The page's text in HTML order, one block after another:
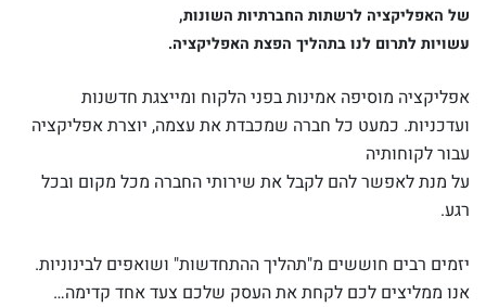
של האפליקציה לרשתות החברתיות השונות,
עשויות לתרום לנו בתהליך הפצת האפליקציה.
אפליקציה מוסיפה אמינות בפני הלקוח ומייצגת חדשנות
ועדכניות. כמעט כל חברה שמכבדת את עצמה, יוצרת אפליקציה
עבור לקוחותיה
על מנת לאפשר להם לקבל את שירותי החברה מכל מקום ובכל
רגע.
יזמים רבים חוששים מ"תהליך ההתחדשות" ושואפים לבינוניות.
אנו ממליצים לכם לקחת את העסק שלכם צעד אחד קדימה…